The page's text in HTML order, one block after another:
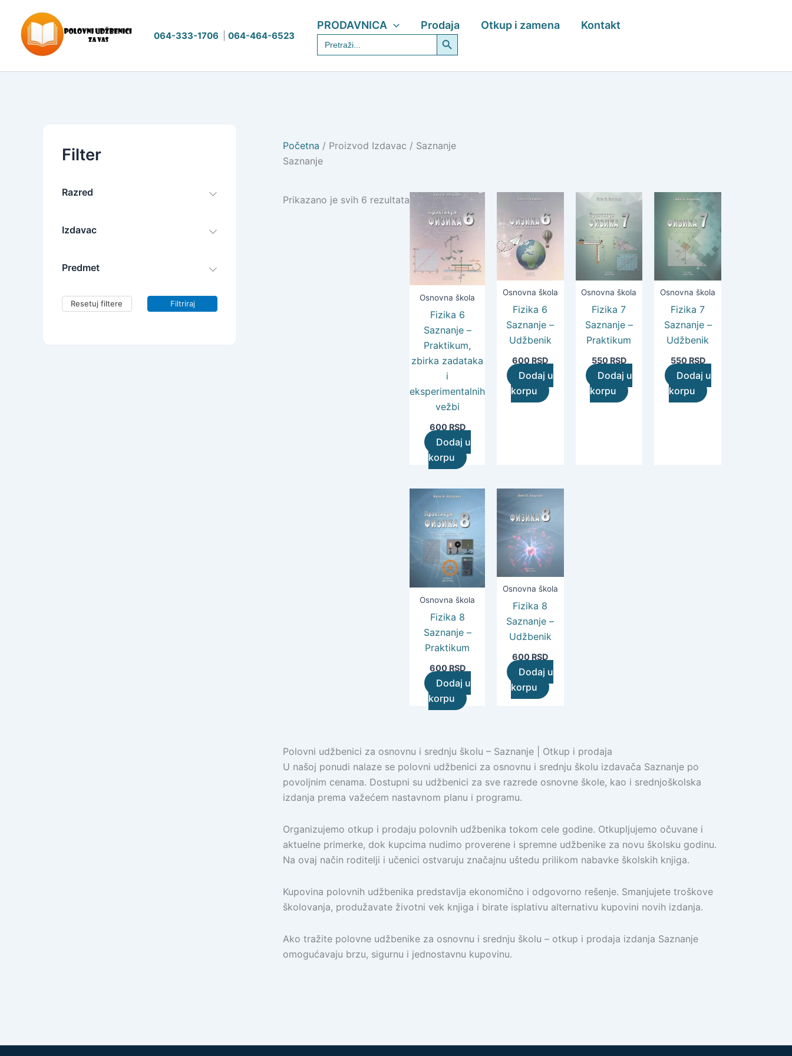
sadržaj
064-333-1706 064-464-6523
PRODAVNICA Prodaja Otkup i zamena Kontakt
Search
for:
Search Button
Filter
Razred
Izdavac
Predmet
Filtriraj
Resetuj filtere
Početna / Proizvod Izdavac / Saznanje
Saznanje
Prikazano je svih 6 rezultata
Osnovna škola
Fizika 6
Saznanje –
Praktikum,
zbirka zadataka
i
eksperimentalnih
vežbi
600 RSD
Dodaj u
korpu
Osnovna škola
Fizika 6
Saznanje –
Udžbenik
600 RSD
Dodaj u
korpu
Osnovna škola
Fizika 7
Saznanje –
Praktikum
550 RSD
Dodaj u
korpu
Osnovna škola
Fizika 7
Saznanje –
Udžbenik
550 RSD
Dodaj u
korpu
Osnovna škola
Fizika 8
Saznanje –
Praktikum
600 RSD
Dodaj u
korpu
Osnovna škola
Fizika 8
Saznanje –
Udžbenik
600 RSD
Dodaj u
korpu
Polovni udžbenici za osnovnu i srednju školu – Saznanje | Otkup i prodaja
U našoj ponudi nalaze se polovni udžbenici za osnovnu i srednju školu izdavača Saznanje po
povoljnim cenama. Dostupni su udžbenici za sve razrede osnovne škole, kao i srednjoškolska
izdanja prema važećem nastavnom planu i programu.
Organizujemo otkup i prodaju polovnih udžbenika tokom cele godine. Otkupljujemo očuvane i
aktuelne primerke, dok kupcima nudimo proverene i spremne udžbenike za novu školsku godinu.
Na ovaj način roditelji i učenici ostvaruju značajnu uštedu prilikom nabavke školskih knjiga.
Kupovina polovnih udžbenika predstavlja ekonomično i odgovorno rešenje. Smanjujete troškove
školovanja, produžavate životni vek knjiga i birate isplativu alternativu kupovini novih izdanja.
Ako tražite polovne udžbenike za osnovnu i srednju školu – otkup i prodaja izdanja Saznanje
omogućavaju brzu, sigurnu i jednostavnu kupovinu.